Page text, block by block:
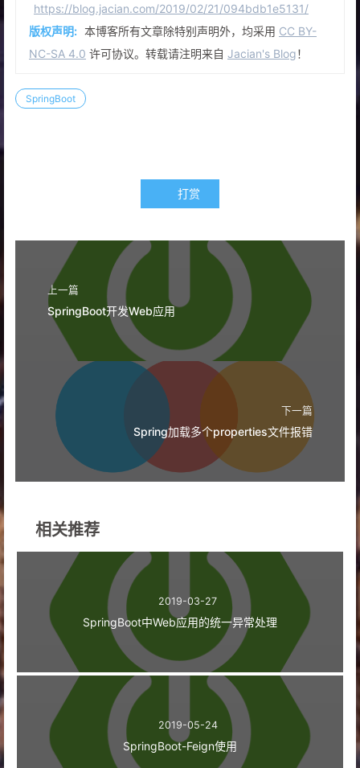
https://blog.jacian.com/2019/02/21/094bdb1e5131/
版权声明: 本博客所有文章除特别声明外，均采用 CC BY-
NC-SA 4.0 许可协议。转载请注明来自 Jacian's Blog！
SpringBoot
打赏
上一篇
SpringBoot开发Web应用
下一篇
Spring加载多个properties文件报错
相关推荐
2019-03-27
SpringBoot中Web应用的统一异常处理
2019-05-24
SpringBoot-Feign使用